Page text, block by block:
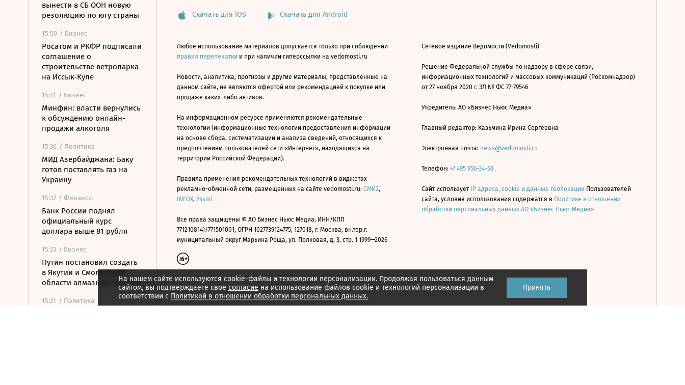
вынести в СБ ООН новую
резолюцию по югу страны
15:50 / Бизнес
Росатом и РКФР подписали
соглашение о
строительстве ветропарка
на Иссык-Куле
15:41 / Бизнес
Минфин: власти вернулись
к обсуждению онлайн-
продажи алкоголя
15:36 / Политика
МИД Азербайджана: Баку
готов поставлять газ на
Украину
15:32 / Финансы
Банк России поднял
официальный курс
доллара выше 81 рубля
15:23 / Бизнес
Путин постановил создать
в Якутии и Смоленской
области алмазный кластер
15:21 / Политика
На нашем сайте используются cookie-файлы и технологии персонализации. Продолжая пользоваться данным
сайтом, вы подтверждаете свое согласие на использование файлов cookie и технологий персонализации в
соответствии с Политикой в отношении обработки персональных данных.
Принять
Скачать для iOS Скачать для Android
Любое использование материалов допускается только при соблюдении
правил перепечатки и при наличии гиперссылки на vedomosti.ru
Новости, аналитика, прогнозы и другие материалы, представленные на
данном сайте, не являются офертой или рекомендацией к покупке или
продаже каких-либо активов.
На информационном ресурсе применяются рекомендательные
технологии (информационные технологии предоставления информации
на основе сбора, систематизации и анализа сведений, относящихся к
предпочтениям пользователей сети «Интернет», находящихся на
территории Российской Федерации).
Правила применения рекомендательных технологий в виджетах
рекламно-обменной сети, размещенных на сайте vedomosti.ru: СМИ2,
INFOX, 24smi
Все права защищены © АО Бизнес Ньюс Медиа, ИНН/КПП
7712108141/771501001, ОГРН 1027739124775, 127018, г. Москва, вн.тер.г.
муниципальный округ Марьина Роща, ул. Полковая, д. 3, стр. 1 1999—2026
Сетевое издание Ведомости (Vedomosti)
Решение Федеральной службы по надзору в сфере связи,
информационных технологий и массовых коммуникаций (Роскомнадзор)
от 27 ноября 2020 г. ЭЛ № ФС 77-79546
Учредитель: АО «Бизнес Ньюс Медиа»
Главный редактор: Казьмина Ирина Сергеевна
Электронная почта: news@vedomosti.ru
Телефон: +7 495 956-34-58
Сайт использует IP адреса, cookie и данные геолокации Пользователей
сайта, условия использования содержатся в Политике в отношении
обработки персональных данных АО «Бизнес Ньюс Медиа»